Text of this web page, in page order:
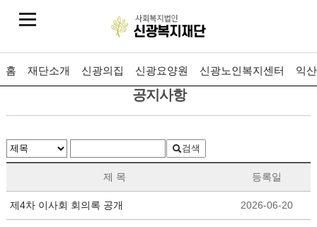
홈 재단소개 신광의집 신광요양원 신광노인복지센터 익
공지사항
검색
제 목 등록일
제4차 이사회 회의록 공개 2026-06-20